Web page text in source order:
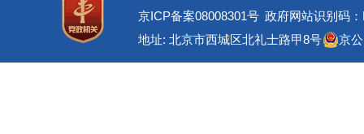
京ICP备案08008301号 政府网站识别码
地址: 北京市西城区北礼士路甲8号
京